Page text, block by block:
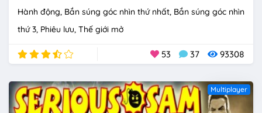
Hành động Bắn súng góc nhìn thứ nhất Bắn súng góc nhìn
thứ 3 Phiêu lưu Thế giới mở
53 37 93308
Multiplayer